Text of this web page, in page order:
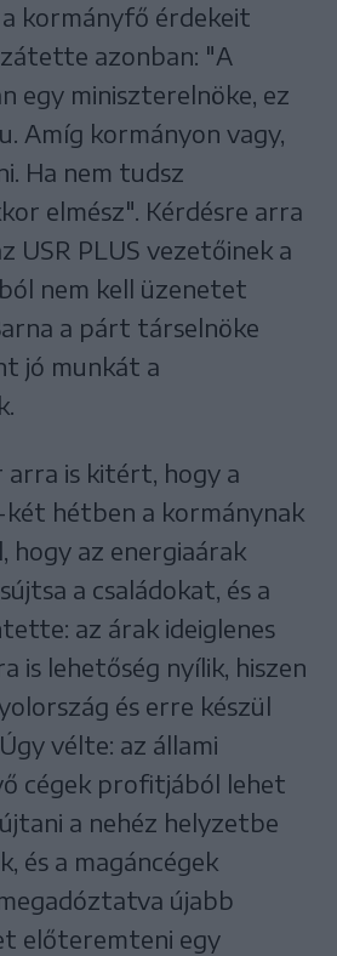
kormányfő érdekeit
azonban: "A
egy miniszterelnöke, ez
Amíg kormányon vagy,
Ha nem tudsz
elmész". Kérdésre arra
USR PLUS vezetőinek a
nem kell üzenetet
a párt társelnöke
jó munkát a
arra is kitért, hogy a
hétben a kormánynak
hogy az energiaárak
a családokat, és a
az árak ideiglenes
is lehetőség nyílik, hiszen
és erre készül
vélte: az állami
cégek profitjából lehet
a nehéz helyzetbe
és a magáncégek
újabb
előteremteni egy